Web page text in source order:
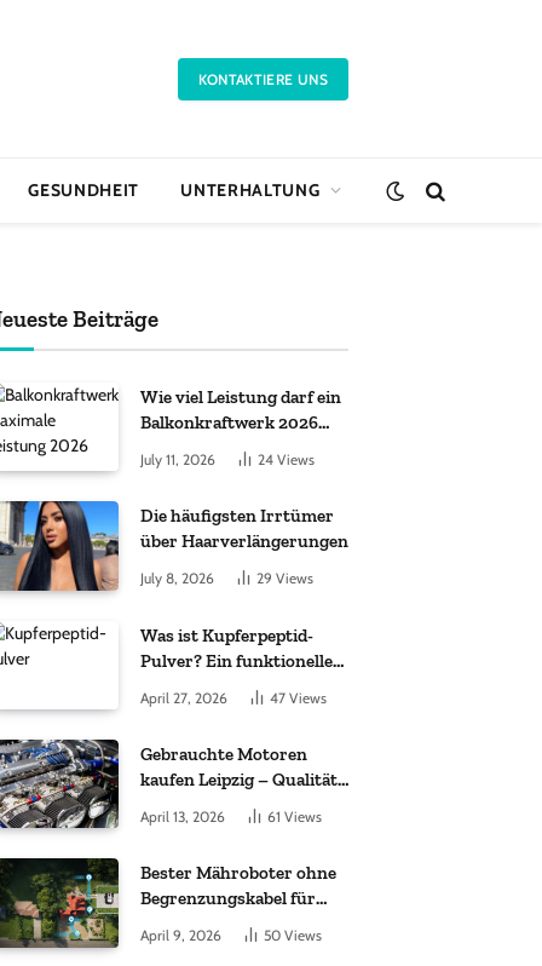
KONTAKTIERE UNS
GESUNDHEIT UNTERHALTUNG
Beiträge
Wie viel Leistung darf ein
Balkonkraftwerk 2026
July 11, 2026 24 Views
Die häufigsten Irrtümer
über Haarverlängerungen
July 8, 2026 29 Views
Was ist Kupferpeptid-
Pulver? Ein funktioneller
Komplex aus „kleinem
Molekül + Metall“
April 27, 2026 47 Views
Gebrauchte Motoren
kaufen Leipzig – Qualität,
Garantie und weltweite
Lieferung im Fokus
April 13, 2026 61 Views
Bester Mähroboter ohne
Begrenzungskabel für
kleine Gärten: Worauf es
bei 200 bis 500 m²
April 9, 2026 50 Views